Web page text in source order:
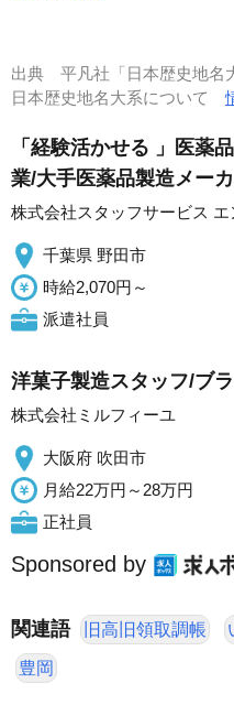
出典 平凡社「日本歴史地名
日本歴史地名大系について
「経験活かせる 」医薬
業/大手医薬品製造メー
株式会社スタッフサービス エ
千葉県 野田市
時給2,070円～
派遣社員
洋菓子製造スタッフ/ブ
株式会社ミルフィーユ
大阪府 吹田市
月給22万円～28万円
正社員
Sponsored by
関連語 旧高旧領取調帳
豊岡